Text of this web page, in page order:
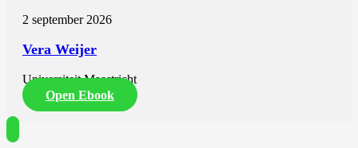
2 september 2026
Vera Weijer
Universiteit Maastricht
Open Ebook